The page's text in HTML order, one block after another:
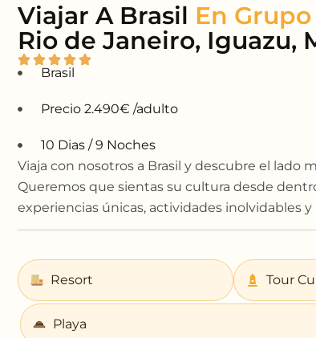
Viajar A Brasil
Rio de Janeiro, Iguazu,
Brasil
Precio 2.490€ /adulto
10 Dias / 9 Noches
Viaja con nosotros a Brasil y descubre el lado
Queremos que sientas su cultura desde
experiencias únicas, actividades inolvidables
Resort Tour
Playa